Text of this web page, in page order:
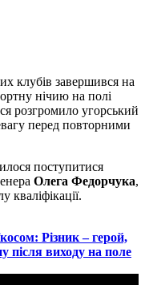
клубів завершився на
нічию на полі
розгромило угорський
перед повторними
поступитися
Олега Федорчука,
Різник – герой,
після виходу на поле